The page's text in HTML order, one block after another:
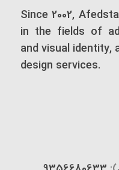
Since 2002,
in the fields of
and visual identity,
design services.